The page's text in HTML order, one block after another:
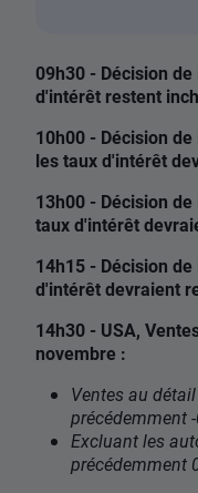
09h30 - Décision
d'intérêt restent
10h00 - Décision
les taux d'intérêt
13h00 - Décision
taux d'intérêt
14h15 - Décision de
d'intérêt devraient
14h30 - USA,
novembre :
Ventes au
précédemment
Excluant les
précédemment